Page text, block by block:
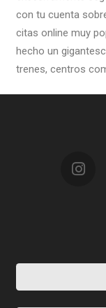
con tu cuenta
citas online muy
hecho un
trenes, centros